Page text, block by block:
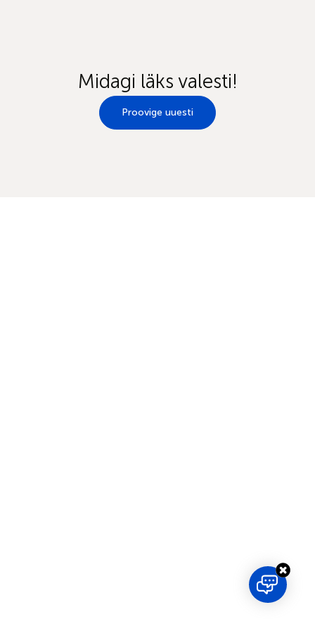
Midagi läks valesti!
Proovige uuesti